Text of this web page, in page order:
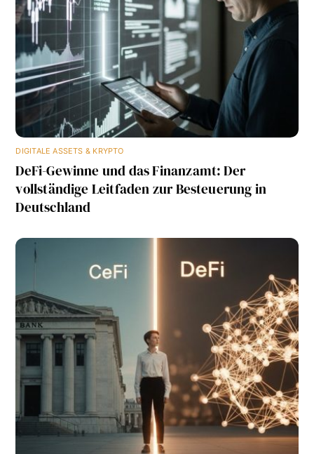
DIGITALE ASSETS & KRYPTO
DeFi-Gewinne und das Finanzamt: Der
vollständige Leitfaden zur Besteuerung in
Deutschland